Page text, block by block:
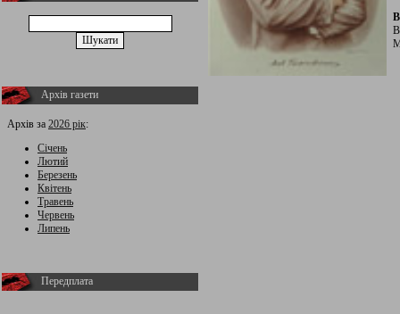
Архів газети
Архів за 2026 рік:
Січень
Лютий
Березень
Квітень
Травень
Червень
Липень
Передплата